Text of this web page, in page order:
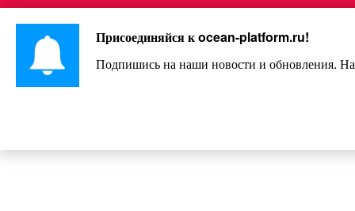
Перейти
контенту
Интересно и весело!
Присоединяйся кocean-platform.ru!
Подпишись на наши новости и обновления.